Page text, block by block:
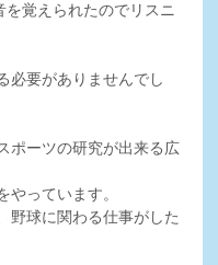
覚えられたのでリスニ
必要がありませんでし
ポーツの研究が出来る広
やっています。
野球に関わる仕事がした